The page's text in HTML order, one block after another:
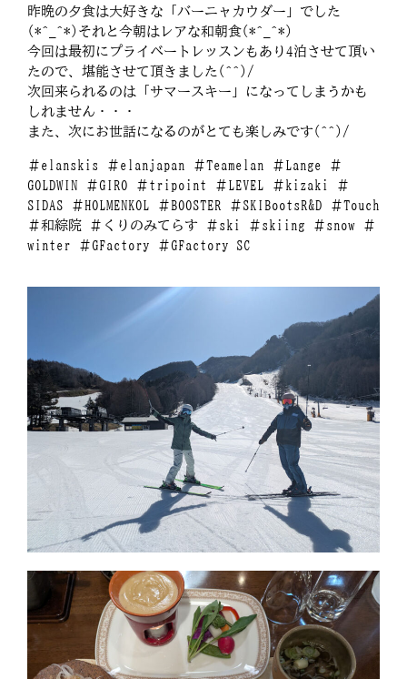
昨晩の夕食は大好きな「バーニャカウダー」でした
(*^_^*)それと今朝はレアな和朝食(*^_^*)
今回は最初にプライベートレッスンもあり4泊させて頂い
たので、堪能させて頂きました(^^)/
次回来られるのは「サマースキー」になってしまうかも
しれません・・・
また、次にお世話になるのがとても楽しみです(^^)/
＃elanskis ＃elanjapan ＃Teamelan ＃Lange ＃
GOLDWIN ＃GIRO ＃tripoint ＃LEVEL ＃kizaki ＃
SIDAS ＃HOLMENKOL ＃BOOSTER ＃SKIBootsR&D ＃Touch
＃和綜院 ＃くりのみてらす ＃ski ＃skiing ＃snow ＃
winter ＃GFactory ＃GFactory SC